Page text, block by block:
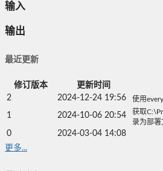
输入
输出
最近更新
修订版本 更新时间
2
2024-12-24 19:56 使用
1 2024-10-06 20:54
获取
录为部署
0
2024-03-04 14:08
更多...